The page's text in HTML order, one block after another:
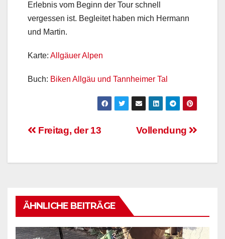
Erlebnis vom Beginn der Tour schnell
vergessen ist. Begleitet haben mich Hermann
und Martin.
Karte: Allgäuer Alpen
Buch: Biken Allgäu und Tannheimer Tal
Beitragsnavigation
Vollendung
Freitag, der 13
ÄHNLICHE BEITRÄGE